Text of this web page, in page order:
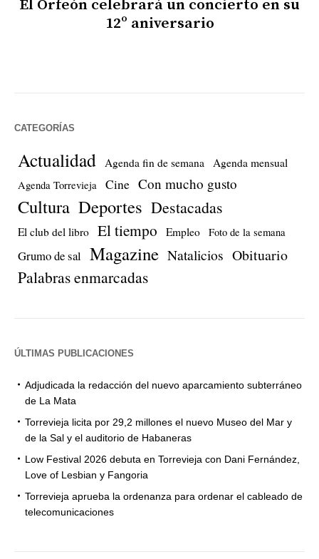
El Orfeón celebrará un concierto en su
12º aniversario
CATEGORÍAS
Actualidad Agenda fin de semana Agenda mensual
Agenda Torrevieja Cine Con mucho gusto
Cultura Deportes Destacadas
El club del libro El tiempo Empleo Foto de la semana
Grumo de sal Magazine Natalicios Obituario
Palabras enmarcadas
ÚLTIMAS PUBLICACIONES
Adjudicada la redacción del nuevo aparcamiento subterráneo
de La Mata
Torrevieja licita por 29,2 millones el nuevo Museo del Mar y
de la Sal y el auditorio de Habaneras
Low Festival 2026 debuta en Torrevieja con Dani Fernández,
Love of Lesbian y Fangoria
Torrevieja aprueba la ordenanza para ordenar el cableado de
telecomunicaciones